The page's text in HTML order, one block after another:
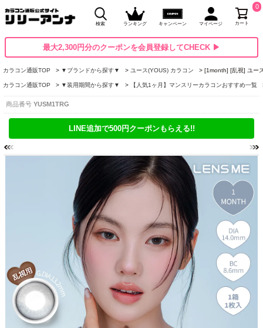
検索 ランキング キャンペーン マイページ カート
0
最大2,300円分のクーポンを会員登録してCHECK ▶
カラコン通販TOP ▼ブランドから探す▼ ユース(YOUS) カラコン [1month] [乱視] ユー
カラコン通販TOP ▼装用期間から探す▼ 【人気1ヶ月】マンスリーカラコンおすすめ一覧
商品番号 YUSM1TRG
LINE追加で500円クーポンもらえる!!